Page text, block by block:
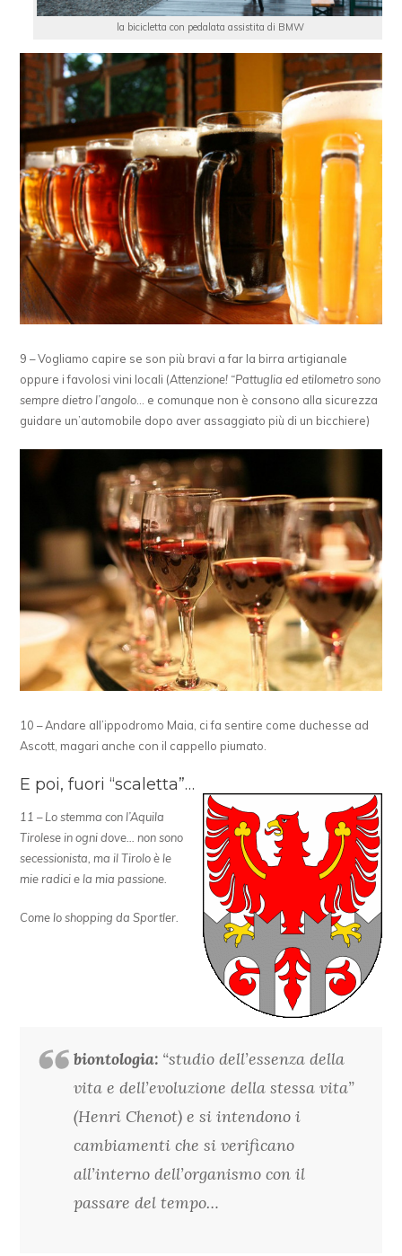
la bicicletta con pedalata assistita di BMW
9 – Vogliamo capire se son più bravi a far la birra artigianale
oppure i favolosi vini locali (Attenzione! “Pattuglia ed etilometro sono
sempre dietro l’angolo… e comunque non è consono alla sicurezza
guidare un’automobile dopo aver assaggiato più di un bicchiere)
10 – Andare all’ippodromo Maia, ci fa sentire come duchesse ad
Ascott, magari anche con il cappello piumato.
E poi, fuori “scaletta”…
11 – Lo stemma con l’Aquila
Tirolese in ogni dove… non sono
secessionista, ma il Tirolo è le
mie radici e la mia passione.
Come lo shopping da Sportler.
biontologia: “studio dell’essenza della
vita e dell’evoluzione della stessa vita”
(Henri Chenot) e si intendono i
cambiamenti che si verificano
all’interno dell’organismo con il
passare del tempo…